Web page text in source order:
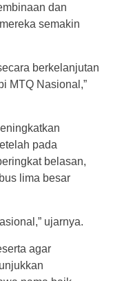
dan
semakin
berkelanjutan
MTQ Nasional,”
pada
belasan,
lima besar
ujarnya.
agar